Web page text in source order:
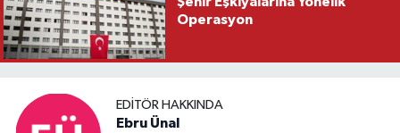
Operasyon
EDITÖR HAKKINDA
Ebru Ünal